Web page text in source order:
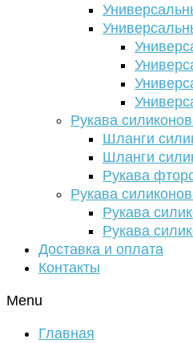
Рукава
Шланги
Шланги
Рукава
Рукава
Рукава
Рукава
Доставка и оплата
Контакты
Menu
Главная